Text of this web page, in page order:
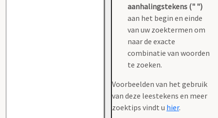
aanhalingstekens (" ")
aan het begin en einde
van uw zoektermen om
naar de exacte
combinatie van woorden
te zoeken.
Voorbeelden van het gebruik
van deze leestekens en meer
zoektips vindt u hier.